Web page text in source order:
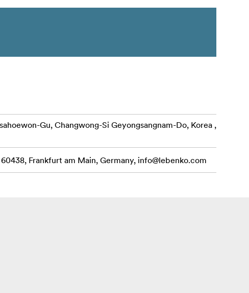
Gu, Changwong-Si Geyongsangnam-Do, Korea ,
Frankfurt am Main, Germany, info@lebenko.com